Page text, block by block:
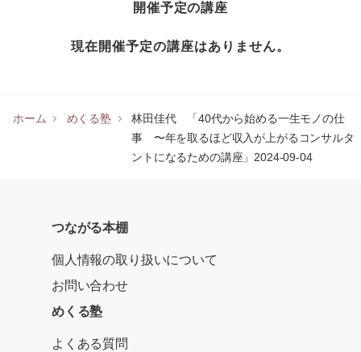
開催予定の講座
現在開催予定の講座はありません。
ホーム めくる塾
林田佳代 「40代から始める一生モノの仕
事 〜年を取るほど収入が上がるコンサルタ
ントになるための講座」2024-09-04
つながる本棚
個人情報の取り扱いについて
お問い合わせ
めくる塾
よくある質問